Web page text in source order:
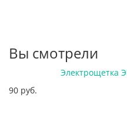
Вы смотрели
Электрощетка
90 руб.